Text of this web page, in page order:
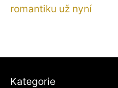
romantiku už nyní
Kategorie